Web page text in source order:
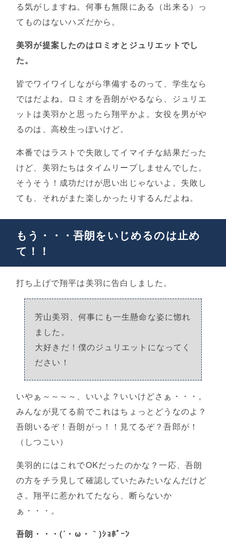
る気がしますね。何事も無限にある（出来る）っ
てものはないハズだから。
美羽が提案したのはロミオとジュリエットでし
た。
皆でワイワイしながら準備するのって、学生なら
ではだよね。ロミオを吾朗がやるなら、ジュリエ
ットは美羽かと思ったら翔平かよ。女役を男がや
るのは、高校生っぽいけど。
本番ではラストで失敗してイマイチな結果だった
けど、美羽たちはタイムリープしませんでした。
そうそう！成功だけが思い出じゃないよ。失敗し
ても、それがまた楽しかったりするんだよね。
もう・・・吾朗をいじめるのは止め
て！！
打ち上げで翔平は美羽に告白しました。
芳山美羽、何事にも一生懸命な姿に惚れ
ました。
大好きだ！僕のジュリエットになってく
ださい！
いやぁ～～～～、いいよ？いいけどさぁ・・・。
みんなが見てる前でこれはちょっとどうなのよ？
吾朗いるぞ！吾朗がっ！！見てるぞ？吾郎が！
（しつこい）
美羽的にはこれでOKだったのかな？一応、吾朗
の方をチラ見して確認していたみたいなんだけど
さ。翔平に惹かれてたなら、断らないか
ぁ・・・。
吾朗・・・(´・ω・｀)ｼｮﾎﾞｰﾝ